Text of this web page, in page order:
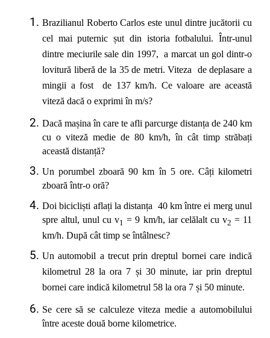
Brazilianul Roberto Carlos este unul dintre jucătorii cu
cel mai puternic șut din istoria fotbalului. Într-unul
dintre meciurile sale din 1997, a marcat un gol dintr-o
lovitură liberă de la 35 de metri. Viteza de deplasare a
mingii a fost de 137 km/h. Ce valoare are această
viteză dacă o exprimi în m/s?
Dacă mașina în care te afli parcurge distanța de 240 km
cu o viteză medie de 80 km/h, în cât timp străbați
această distanță?
Un porumbel zboară 90 km în 5 ore. Câți kilometri
zboară într-o oră?
Doi bicicliști aflați la distanța 40 km între ei merg unul
spre altul, unul cu v1 = 9 km/h, iar celălalt cu v2 = 11
km/h. După cât timp se întâlnesc?
Un automobil a trecut prin dreptul bornei care indică
kilometrul 28 la ora 7 și 30 minute, iar prin dreptul
bornei care indică kilometrul 58 la ora 7 și 50 minute.
Se cere să se calculeze viteza medie a automobilului
între aceste două borne kilometrice.